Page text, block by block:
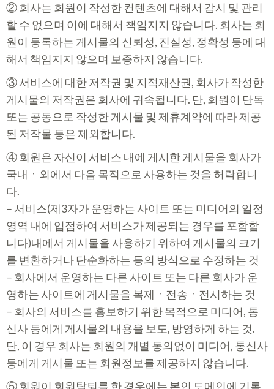
② 회사는 회원이 작성한 컨텐츠에 대해서 감시 및 관리
할 수 없으며 이에 대해서 책임지지 않습니다. 회사는 회
원이 등록하는 게시물의 신뢰성, 진실성, 정확성 등에 대
해서 책임지지 않으며 보증하지 않습니다.
③ 서비스에 대한 저작권 및 지적재산권, 회사가 작성한
게시물의 저작권은 회사에 귀속됩니다. 단, 회원이 단독
또는 공동으로 작성한 게시물 및 제휴계약에 따라 제공
된 저작물 등은 제외합니다.
④ 회원은 자신이 서비스 내에 게시한 게시물을 회사가
국내ㆍ외에서 다음 목적으로 사용하는 것을 허락합니
다.
– 서비스(제3자가 운영하는 사이트 또는 미디어의 일정
영역 내에 입점하여 서비스가 제공되는 경우를 포함합
니다)내에서 게시물을 사용하기 위하여 게시물의 크기
를 변환하거나 단순화하는 등의 방식으로 수정하는 것
– 회사에서 운영하는 다른 사이트 또는 다른 회사가 운
영하는 사이트에 게시물을 복제ㆍ전송ㆍ전시하는 것
– 회사의 서비스를 홍보하기 위한 목적으로 미디어, 통
신사 등에게 게시물의 내용을 보도, 방영하게 하는 것.
단, 이 경우 회사는 회원의 개별 동의없이 미디어, 통신사
등에게 게시물 또는 회원정보를 제공하지 않습니다.
⑤ 회원이 회원탈퇴를 한 경우에는 본인 도메인에 기록